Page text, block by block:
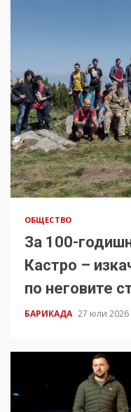
ОБЩЕСТВО
За 100-
Кастро –
по неговите
БАРИКАДА 27 юли 2026